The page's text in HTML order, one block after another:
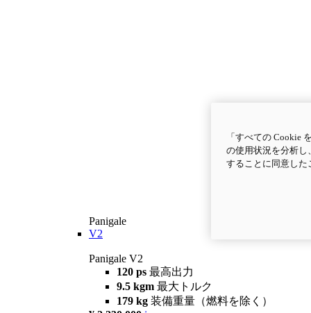
Panigale
V2
Panigale V2
120 ps 最高出力
9.5 kgm 最大トルク
179 kg 装備重量（燃料を除く）
「すべての Cookie
の使用状況を分析し
することに同意し